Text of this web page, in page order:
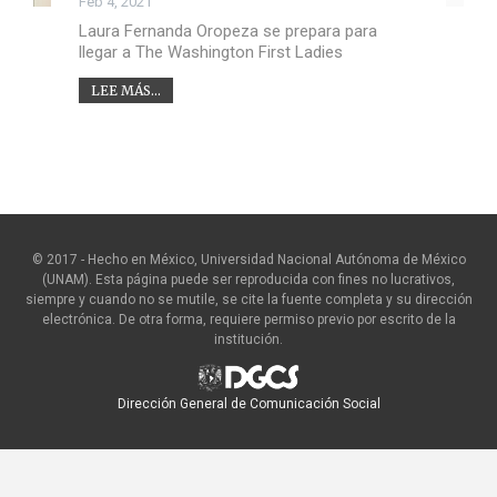
Laura Fernanda Oropeza se prepara para
llegar a The Washington First Ladies
LEE MÁS...
© 2017 - Hecho en México, Universidad Nacional Autónoma de México
(UNAM). Esta página puede ser reproducida con fines no lucrativos,
siempre y cuando no se mutile, se cite la fuente completa y su dirección
electrónica. De otra forma, requiere permiso previo por escrito de la
institución.
Dirección General de Comunicación Social